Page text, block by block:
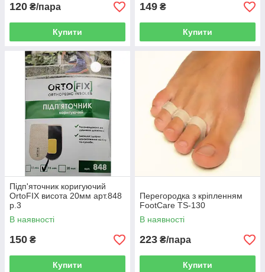
120 ₴/пара
Купити
149 ₴
Купити
Підп'яточник коригуючий
OrtoFIX висота 20мм арт.848
р.3
В наявності
150 ₴
Купити
Перегородка з кріпленням
FootCare TS-130
В наявності
223 ₴/пара
Купити